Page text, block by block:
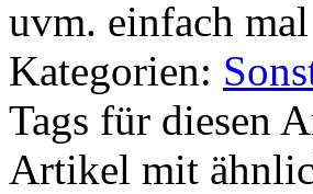
uvm. einfach
Kategorien:
Tags für diesen
Artikel mit